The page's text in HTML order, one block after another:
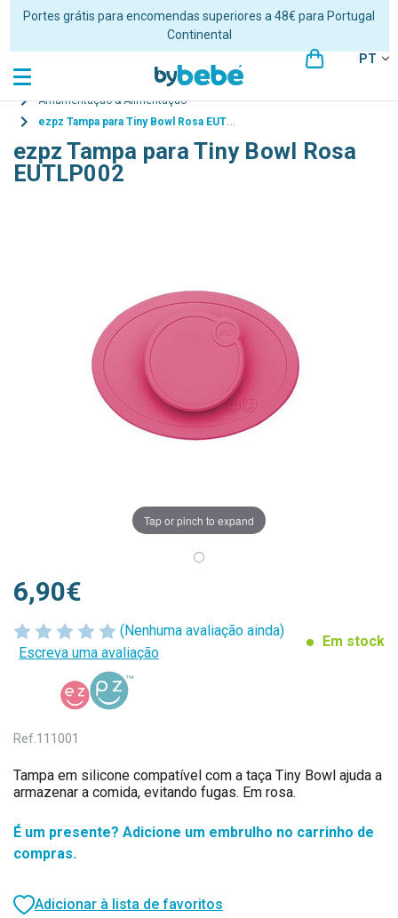
Portes grátis para encomendas superiores a 48€ para Portugal
Continental
PT
Amamentação & Alimentação
ezpz Tampa para Tiny Bowl Rosa EUTLP002
ezpz Tampa para Tiny Bowl Rosa
EUTLP002
Tap or pinch to expand
(Nenhuma avaliação ainda)
Escreva uma avaliação
Em stock
6,90€
Ref.111001
Tampa em silicone compatível com a taça Tiny Bowl ajuda a
armazenar a comida, evitando fugas. Em rosa.
É um presente? Adicione um embrulho no carrinho de
compras.
Adicionar à lista de favoritos